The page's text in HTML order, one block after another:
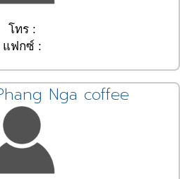
โทร :
แฟกซ์ :
Nga coffee